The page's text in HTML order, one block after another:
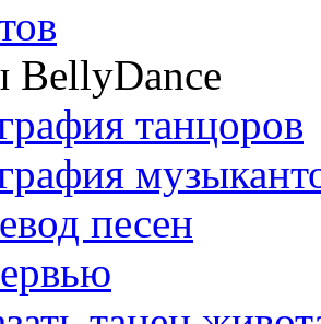
BellyDance
танцоров
песен